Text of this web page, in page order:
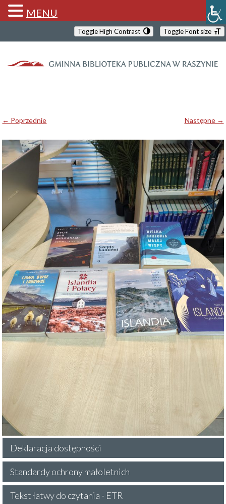
Toggle High Contrast Toggle Font size
← Poprzednie Następne →
Deklaracja dostępności
Standardy ochrony małoletnich
Tekst łatwy do czytania - ETR
MENU